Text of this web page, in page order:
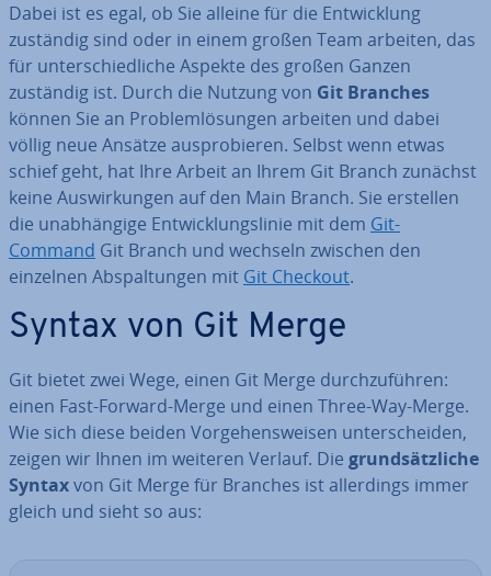
Dabei ist es egal, ob Sie alleine für die Ent­wick­lung
zuständig sind oder in einem großen Team arbeiten, das
für un­ter­schied­li­che Aspekte des großen Ganzen
zuständig ist. Durch die Nutzung von Git Branches
können Sie an Pro­blem­lö­sun­gen arbeiten und dabei
völlig neue Ansätze aus­pro­bie­ren. Selbst wenn etwas
schief geht, hat Ihre Arbeit an Ihrem Git Branch zunächst
keine Aus­wir­kun­gen auf den Main Branch. Sie erstellen
die un­ab­hän­gi­ge Ent­wick­lungs­li­nie mit dem Git-
Command Git Branch und wechseln zwischen den
einzelnen Ab­spal­tun­gen mit Git Checkout.
Syntax von Git Merge
Git bietet zwei Wege, einen Git Merge durch­zu­füh­ren:
einen Fast-Forward-Merge und einen Three-Way-Merge.
Wie sich diese beiden Vor­ge­hens­wei­sen un­ter­schei­den,
zeigen wir Ihnen im weiteren Verlauf. Die grund­sätz­li­che
Syntaxvon Git Merge für Branches ist al­ler­dings immer
gleich und sieht so aus: